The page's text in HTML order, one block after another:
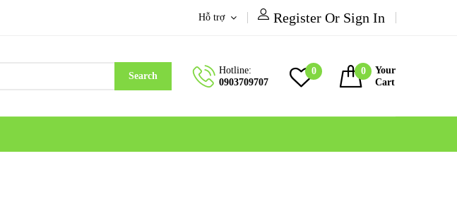
Hỗ trợ Register Or Sign In
Search
Hotline:
0903709707
0 0
Your
Cart